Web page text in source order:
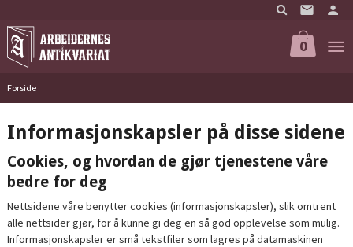
til
innholdet
0
Forside
Informasjonskapsler på disse sidene
Cookies, og hvordan de gjør tjenestene våre
bedre for deg
Nettsidene våre benytter cookies (informasjonskapsler), slik omtrent
alle nettsider gjør, for å kunne gi deg en så god opplevelse som mulig.
Informasjonskapsler er små tekstfiler som lagres på datamaskinen